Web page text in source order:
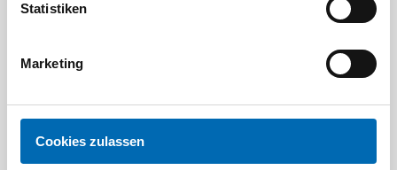
Statistiken
Marketing
Cookies zulassen
Bit-